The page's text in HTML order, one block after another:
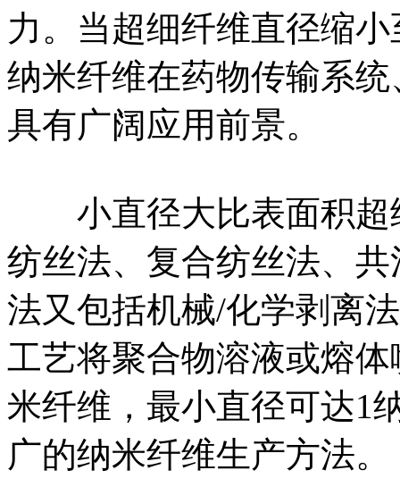
力。当超细纤维直径缩
纳米纤维在药物传输系
具有广阔应用前景。
小直径大比表面积超
纺丝法、复合纺丝法、
法又包括机械/化学剥离
工艺将聚合物溶液或熔
米纤维，最小直径可达1
广的纳米纤维生产方法。